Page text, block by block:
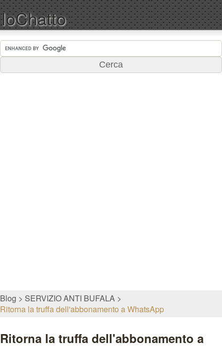
IoChatto
Blog
SERVIZIO ANTI BUFALA
Ritorna la truffa dell'abbonamento a WhatsApp
Ritorna la truffa dell'abbonamento a